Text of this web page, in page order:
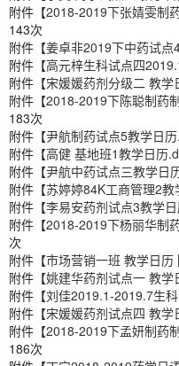
附件【2018-2019下张婧雯制
143次
附件【姜卓非2019下中药试点
附件【高元梓生科试点四
附件【宋媛媛药剂分级二 教学
附件【2018-2019下陈聪制药
183次
附件【尹航制药试点5教学日
附件【高健 基地班1教学日历
附件【尹航中药试点三教学日
附件【苏婷婷84K工商管理2
附件【李易安药剂试点3教学
附件【2018-2019下杨丽华制
次
附件【市场营销一班 教学日历
附件【姚建华药剂试点一 教学
附件【刘佳2019.1-2019.7生
附件【宋媛媛药剂试点四 教学
附件【2018-2019下孟妍制药
186次